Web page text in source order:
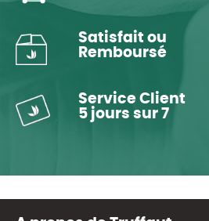
Satisfait ou
Remboursé
Service Client
5 jours sur 7